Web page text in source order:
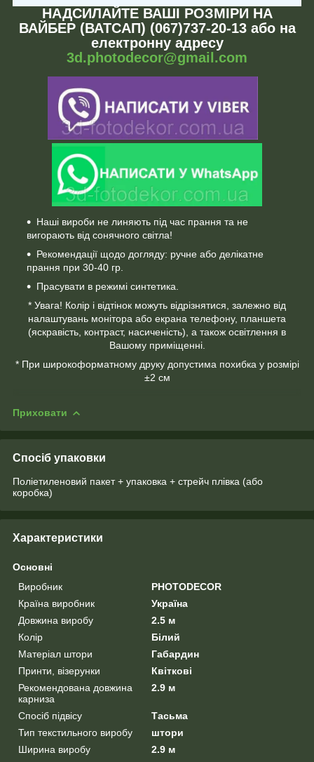
НАДСИЛАЙТЕ ВАШІ РОЗМІРИ НА
ВАЙБЕР (ВАТСАП) (067)737-20-13 або на
електронну адресу
3d.photodecor@gmail.com
Наші вироби не линяють під час прання та не
вигорають від сонячного світла!
Рекомендації щодо догляду: ручне або делікатне
прання при 30-40 гр.
Прасувати в режимі синтетика.
* Увага! Колір і відтінок можуть відрізнятися, залежно від
налаштувань монітора або екрана телефону, планшета
(яскравість, контраст, насиченість), а також освітлення в
Вашому приміщенні.
* При широкоформатному друку допустима похибка у розмірі
±2 см
Приховати
Спосіб упаковки
Поліетиленовий пакет + упаковка + стрейч плівка (або
коробка)
Характеристики
Основні
Виробник
PHOTODECOR
Країна виробник
Україна
Довжина виробу
2.5 м
Колір
Білий
Матеріал штори
Габардин
Принти, візерунки
Квіткові
Рекомендована довжина
карниза
2.9 м
Спосіб підвісу
Тасьма
Тип текстильного виробу
штори
Ширина виробу
2.9 м